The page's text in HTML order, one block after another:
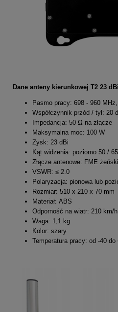
Dane anteny kierunkowej T2 23
Pasmo pracy: 698 - 960
Współczynnik przód / tył: 20
Impedancja: 50 Ω na złącze
Maksymalna moc: 100 W
Zysk: 23 dBi
Kąt widzenia: poziomo 50 /
Złącze antenowe: FME
VSWR: ≤ 2.0
Polaryzacja: pionowa lub
Rozmiar: 510 x 210 x 70 mm
Materiał: ABS
Odporność na wiatr: 210 km/h
Waga: 1,1 kg
Kolor: szary
Temperatura pracy: od -40 do